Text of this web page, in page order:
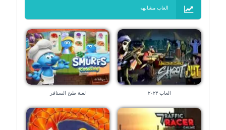
العاب مشابهه
العاب ٢٠٢٣ لعبة طبخ السنافر